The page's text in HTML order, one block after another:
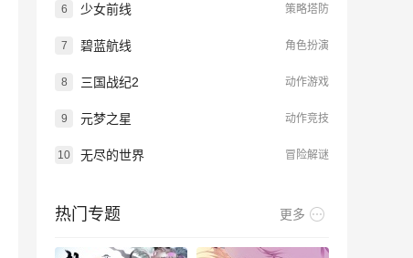
6 少女前线 策略塔防
7 碧蓝航线 角色扮演
8 三国战纪2 动作游戏
9 元梦之星 动作竞技
10 无尽的世界 冒险解谜
热门专题 更多